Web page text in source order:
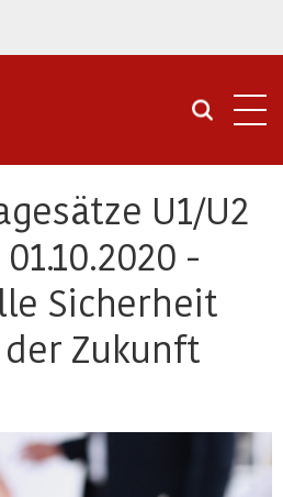
U1/U2
-
Sicherheit
Zukunft